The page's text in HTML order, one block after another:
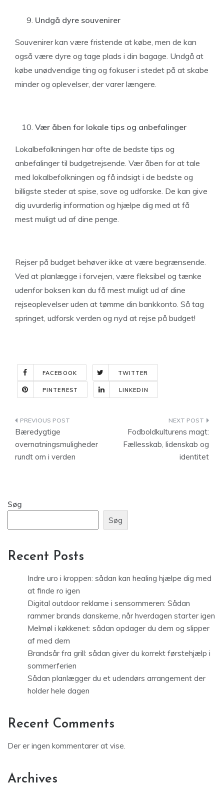
Undgå dyre souvenirer
Souvenirer kan være fristende at købe, men de kan
også være dyre og tage plads i din bagage. Undgå at
købe unødvendige ting og fokuser i stedet på at skabe
minder og oplevelser, der varer længere.
Vær åben for lokale tips og anbefalinger
Lokalbefolkningen har ofte de bedste tips og
anbefalinger til budgetrejsende. Vær åben for at tale
med lokalbefolkningen og få indsigt i de bedste og
billigste steder at spise, sove og udforske. De kan give
dig uvurderlig information og hjælpe dig med at få
mest muligt ud af dine penge.
Rejser på budget behøver ikke at være begrænsende.
Ved at planlægge i forvejen, være fleksibel og tænke
udenfor boksen kan du få mest muligt ud af dine
rejseoplevelser uden at tømme din bankkonto. Så tag
springet, udforsk verden og nyd at rejse på budget!
FACEBOOK TWITTER
PINTEREST LINKEDIN
Indlægsnavigation
Bæredygtige
overnatningsmuligheder
rundt om i verden
Fodboldkulturens magt:
Fællesskab, lidenskab og
identitet
Søg
Søg
Recent Posts
Indre uro i kroppen: sådan kan healing hjælpe dig med
at finde ro igen
Digital outdoor reklame i sensommeren: Sådan
rammer brands danskerne, når hverdagen starter igen
Melmøl i køkkenet: sådan opdager du dem og slipper
af med dem
Brandsår fra grill: sådan giver du korrekt førstehjælp i
sommerferien
Sådan planlægger du et udendørs arrangement der
holder hele dagen
Recent Comments
Der er ingen kommentarer at vise.
Archives